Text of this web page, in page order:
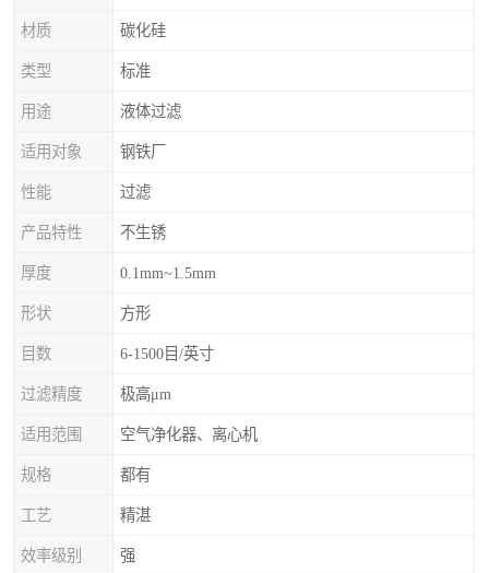
材质 碳化硅
类型 标准
用途 液体过滤
适用对象 钢铁厂
性能 过滤
产品特性 不生锈
厚度 0.1mm~1.5mm
形状 方形
目数 6-1500目/英寸
过滤精度 极高μm
适用范围 空气净化器、离心机
规格 都有
工艺 精湛
效率级别 强